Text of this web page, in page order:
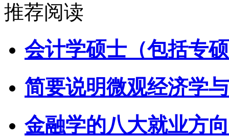
推荐阅读
会计学硕士（包括专
简要说明微观经济学
金融学的八大就业方